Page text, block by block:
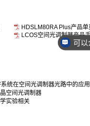
HDSLM80RA Plus产品单
LCOS空间光调制器产品
统在空间光调制器光路中的应用
空间光调制器
实验相关